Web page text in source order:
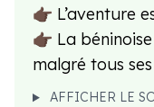
👉🏿
👉🏿 La
malgré tous
AFFICHER LE